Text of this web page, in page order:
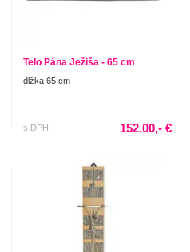
Telo Pána Ježiša - 65 cm
dlžka 65 cm
s DPH 152.00,- €